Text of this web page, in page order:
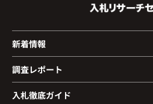
新着情報
調査レポート
入札徹底ガイド